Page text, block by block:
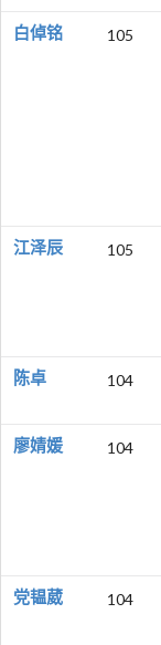
白倬铭 105
江泽辰 105
陈卓 104
廖婧媛 104
党韫葳 104